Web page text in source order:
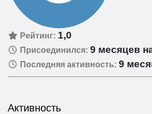
Рейтинг: 1,0
Присоединился: 9 месяцев
Последняя активность: 9
Активность